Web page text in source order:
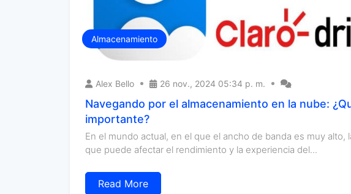
Almacenamiento
Alex Bello 26 nov., 2024 05:34 p. m.
Navegando por el almacenamiento en la nube:
importante?
En el mundo actual, en el que el ancho de banda es muy
que puede afectar el rendimiento y la experiencia del...
Read More